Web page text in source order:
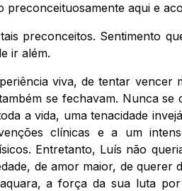
preconceituosamente aqui e
preconceitos. Sentimento
ir além.
viva, de tentar vencer
se fechavam. Nunca se
a vida, uma tenacidade
clínicas e a um
Entretanto, Luís não
de amor maior, de querer
a força da sua luta